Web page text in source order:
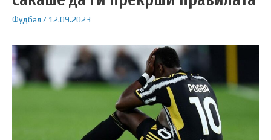
Фудбал / 12.09.2023